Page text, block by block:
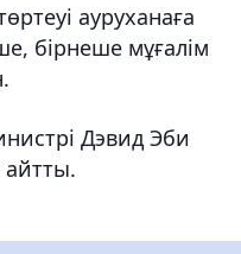
ауруханаға
бірнеше мұғалім
Дэвид Эби
айтты.